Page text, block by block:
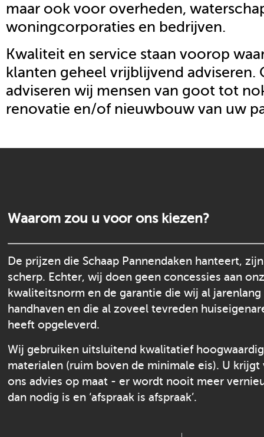
maar ook voor overheden,
woningcorporaties en bedrijven.
Kwaliteit en service staan voorop
klanten geheel vrijblijvend adviseren.
adviseren wij mensen van goot tot
renovatie en/of nieuwbouw van uw
Waarom zou u voor ons kiezen?
De prijzen die Schaap Pannendaken hanteert,
scherp. Echter, wij doen geen concessies aan
kwaliteitsnorm en de garantie die wij al jarenlang
handhaven en die al zoveel tevreden
heeft opgeleverd.
Wij gebruiken uitsluitend kwalitatief
materialen (ruim boven de minimale eis). U krijgt
ons advies op maat - er wordt nooit meer
dan nodig is en ‘afspraak is afspraak’.